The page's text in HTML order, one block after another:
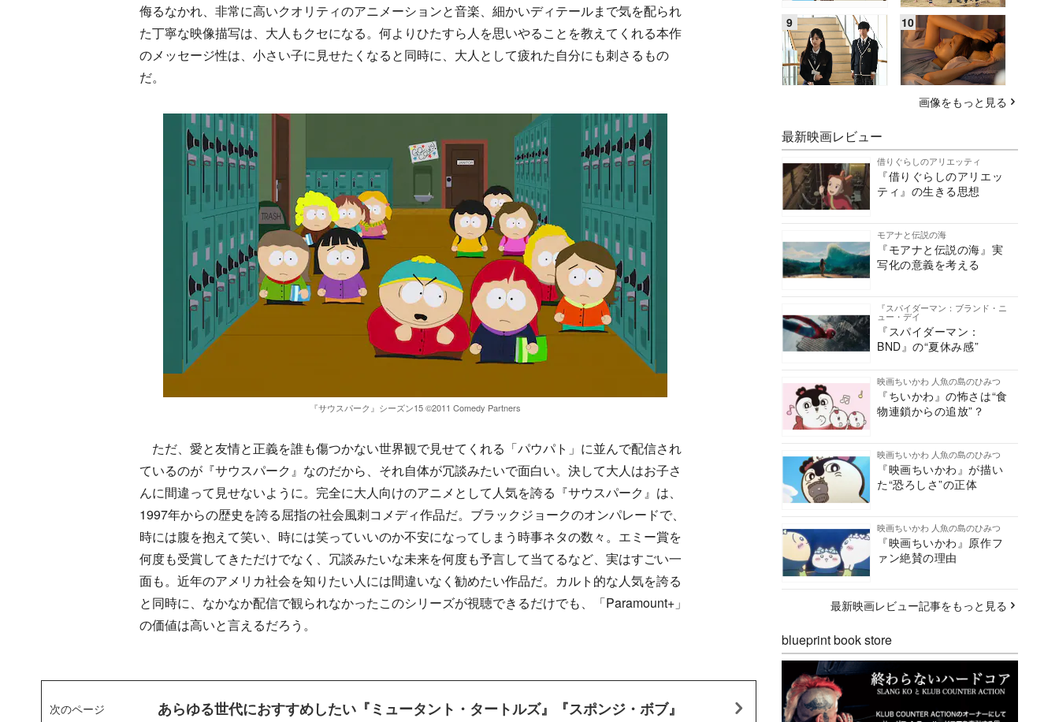
侮るなかれ、非常に高いクオリティのアニメーションと音楽、細かいディテールまで気を配られ
た丁寧な映像描写は、大人もクセになる。何よりひたすら人を思いやることを教えてくれる本作
のメッセージ性は、小さい子に見せたくなると同時に、大人として疲れた自分にも刺さるもの
だ。
『サウスパーク』シーズン15 ©2011 Comedy Partners
ただ、愛と友情と正義を誰も傷つかない世界観で見せてくれる「パウパト」に並んで配信され
ているのが『サウスパーク』なのだから、それ自体が冗談みたいで面白い。決して大人はお子さ
んに間違って見せないように。完全に大人向けのアニメとして人気を誇る『サウスパーク』は、
1997年からの歴史を誇る屈指の社会風刺コメディ作品だ。ブラックジョークのオンパレードで、
時には腹を抱えて笑い、時には笑っていいのか不安になってしまう時事ネタの数々。エミー賞を
何度も受賞してきただけでなく、冗談みたいな未来を何度も予言して当てるなど、実はすごい一
面も。近年のアメリカ社会を知りたい人には間違いなく勧めたい作品だ。カルト的な人気を誇る
と同時に、なかなか配信で観られなかったこのシリーズが視聴できるだけでも、「Paramount+」
の価値は高いと言えるだろう。
次のページ あらゆる世代におすすめしたい『ミュータント・タートルズ』『スポンジ・ボブ』
画像をもっと見る
最新映画レビュー
借りぐらしのアリエッティ
『借りぐらしのアリエッ
ティ』の生きる思想
モアナと伝説の海
『モアナと伝説の海』実
写化の意義を考える
『スパイダーマン：ブランド・ニ
ュー・デイ
『スパイダーマン：
BND』の“夏休み感”
映画ちいかわ 人魚の島のひみつ
『ちいかわ』の怖さは“食
物連鎖からの追放”？
映画ちいかわ 人魚の島のひみつ
『映画ちいかわ』が描い
た“恐ろしさ”の正体
映画ちいかわ 人魚の島のひみつ
『映画ちいかわ』原作フ
ァン絶賛の理由
最新映画レビュー記事をもっと見る
blueprint book store